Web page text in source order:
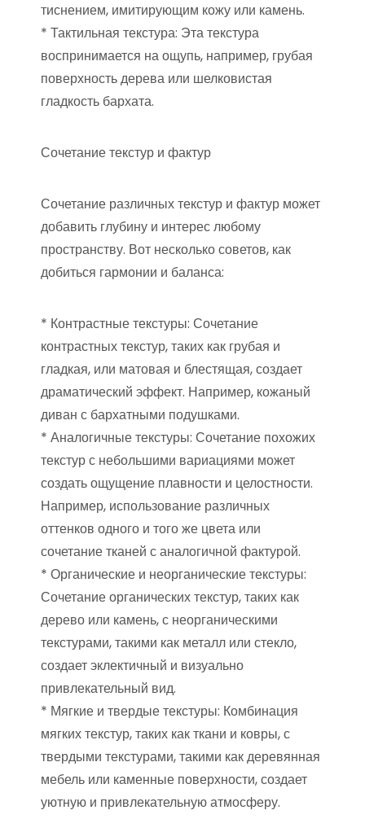
тиснением, имитирующим кожу или камень.
* Тактильная текстура: Эта текстура
воспринимается на ощупь, например, грубая
поверхность дерева или шелковистая
гладкость бархата.
Сочетание текстур и фактур
Сочетание различных текстур и фактур может
добавить глубину и интерес любому
пространству. Вот несколько советов, как
добиться гармонии и баланса:
* Контрастные текстуры: Сочетание
контрастных текстур, таких как грубая и
гладкая, или матовая и блестящая, создает
драматический эффект. Например, кожаный
диван с бархатными подушками.
* Аналогичные текстуры: Сочетание похожих
текстур с небольшими вариациями может
создать ощущение плавности и целостности.
Например, использование различных
оттенков одного и того же цвета или
сочетание тканей с аналогичной фактурой.
* Органические и неорганические текстуры:
Сочетание органических текстур, таких как
дерево или камень, с неорганическими
текстурами, такими как металл или стекло,
создает эклектичный и визуально
привлекательный вид.
* Мягкие и твердые текстуры: Комбинация
мягких текстур, таких как ткани и ковры, с
твердыми текстурами, такими как деревянная
мебель или каменные поверхности, создает
уютную и привлекательную атмосферу.